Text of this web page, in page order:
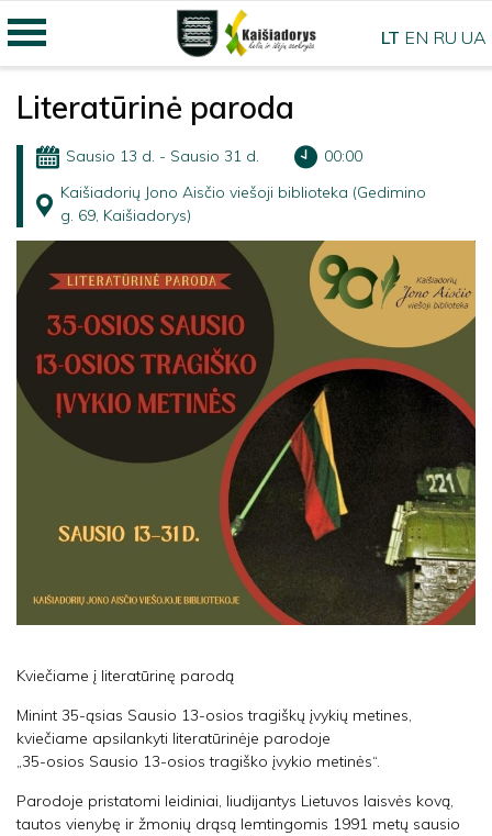
Literatūrinė paroda
Sausio 13 d. - Sausio 31 d.
00:00
Kaišiadorių Jono Aisčio viešoji biblioteka (Gedimino
g. 69, Kaišiadorys)
Kviečiame į literatūrinę parodą
Minint 35-ąsias Sausio 13-osios tragiškų įvykių metines,
kviečiame apsilankyti literatūrinėje parodoje
„35-osios Sausio 13-osios tragiško įvykio metinės“.
Parodoje pristatomi leidiniai, liudijantys Lietuvos laisvės kovą,
tautos vienybę ir žmonių drąsą lemtingomis 1991 metų sausio
LT EN RU UA